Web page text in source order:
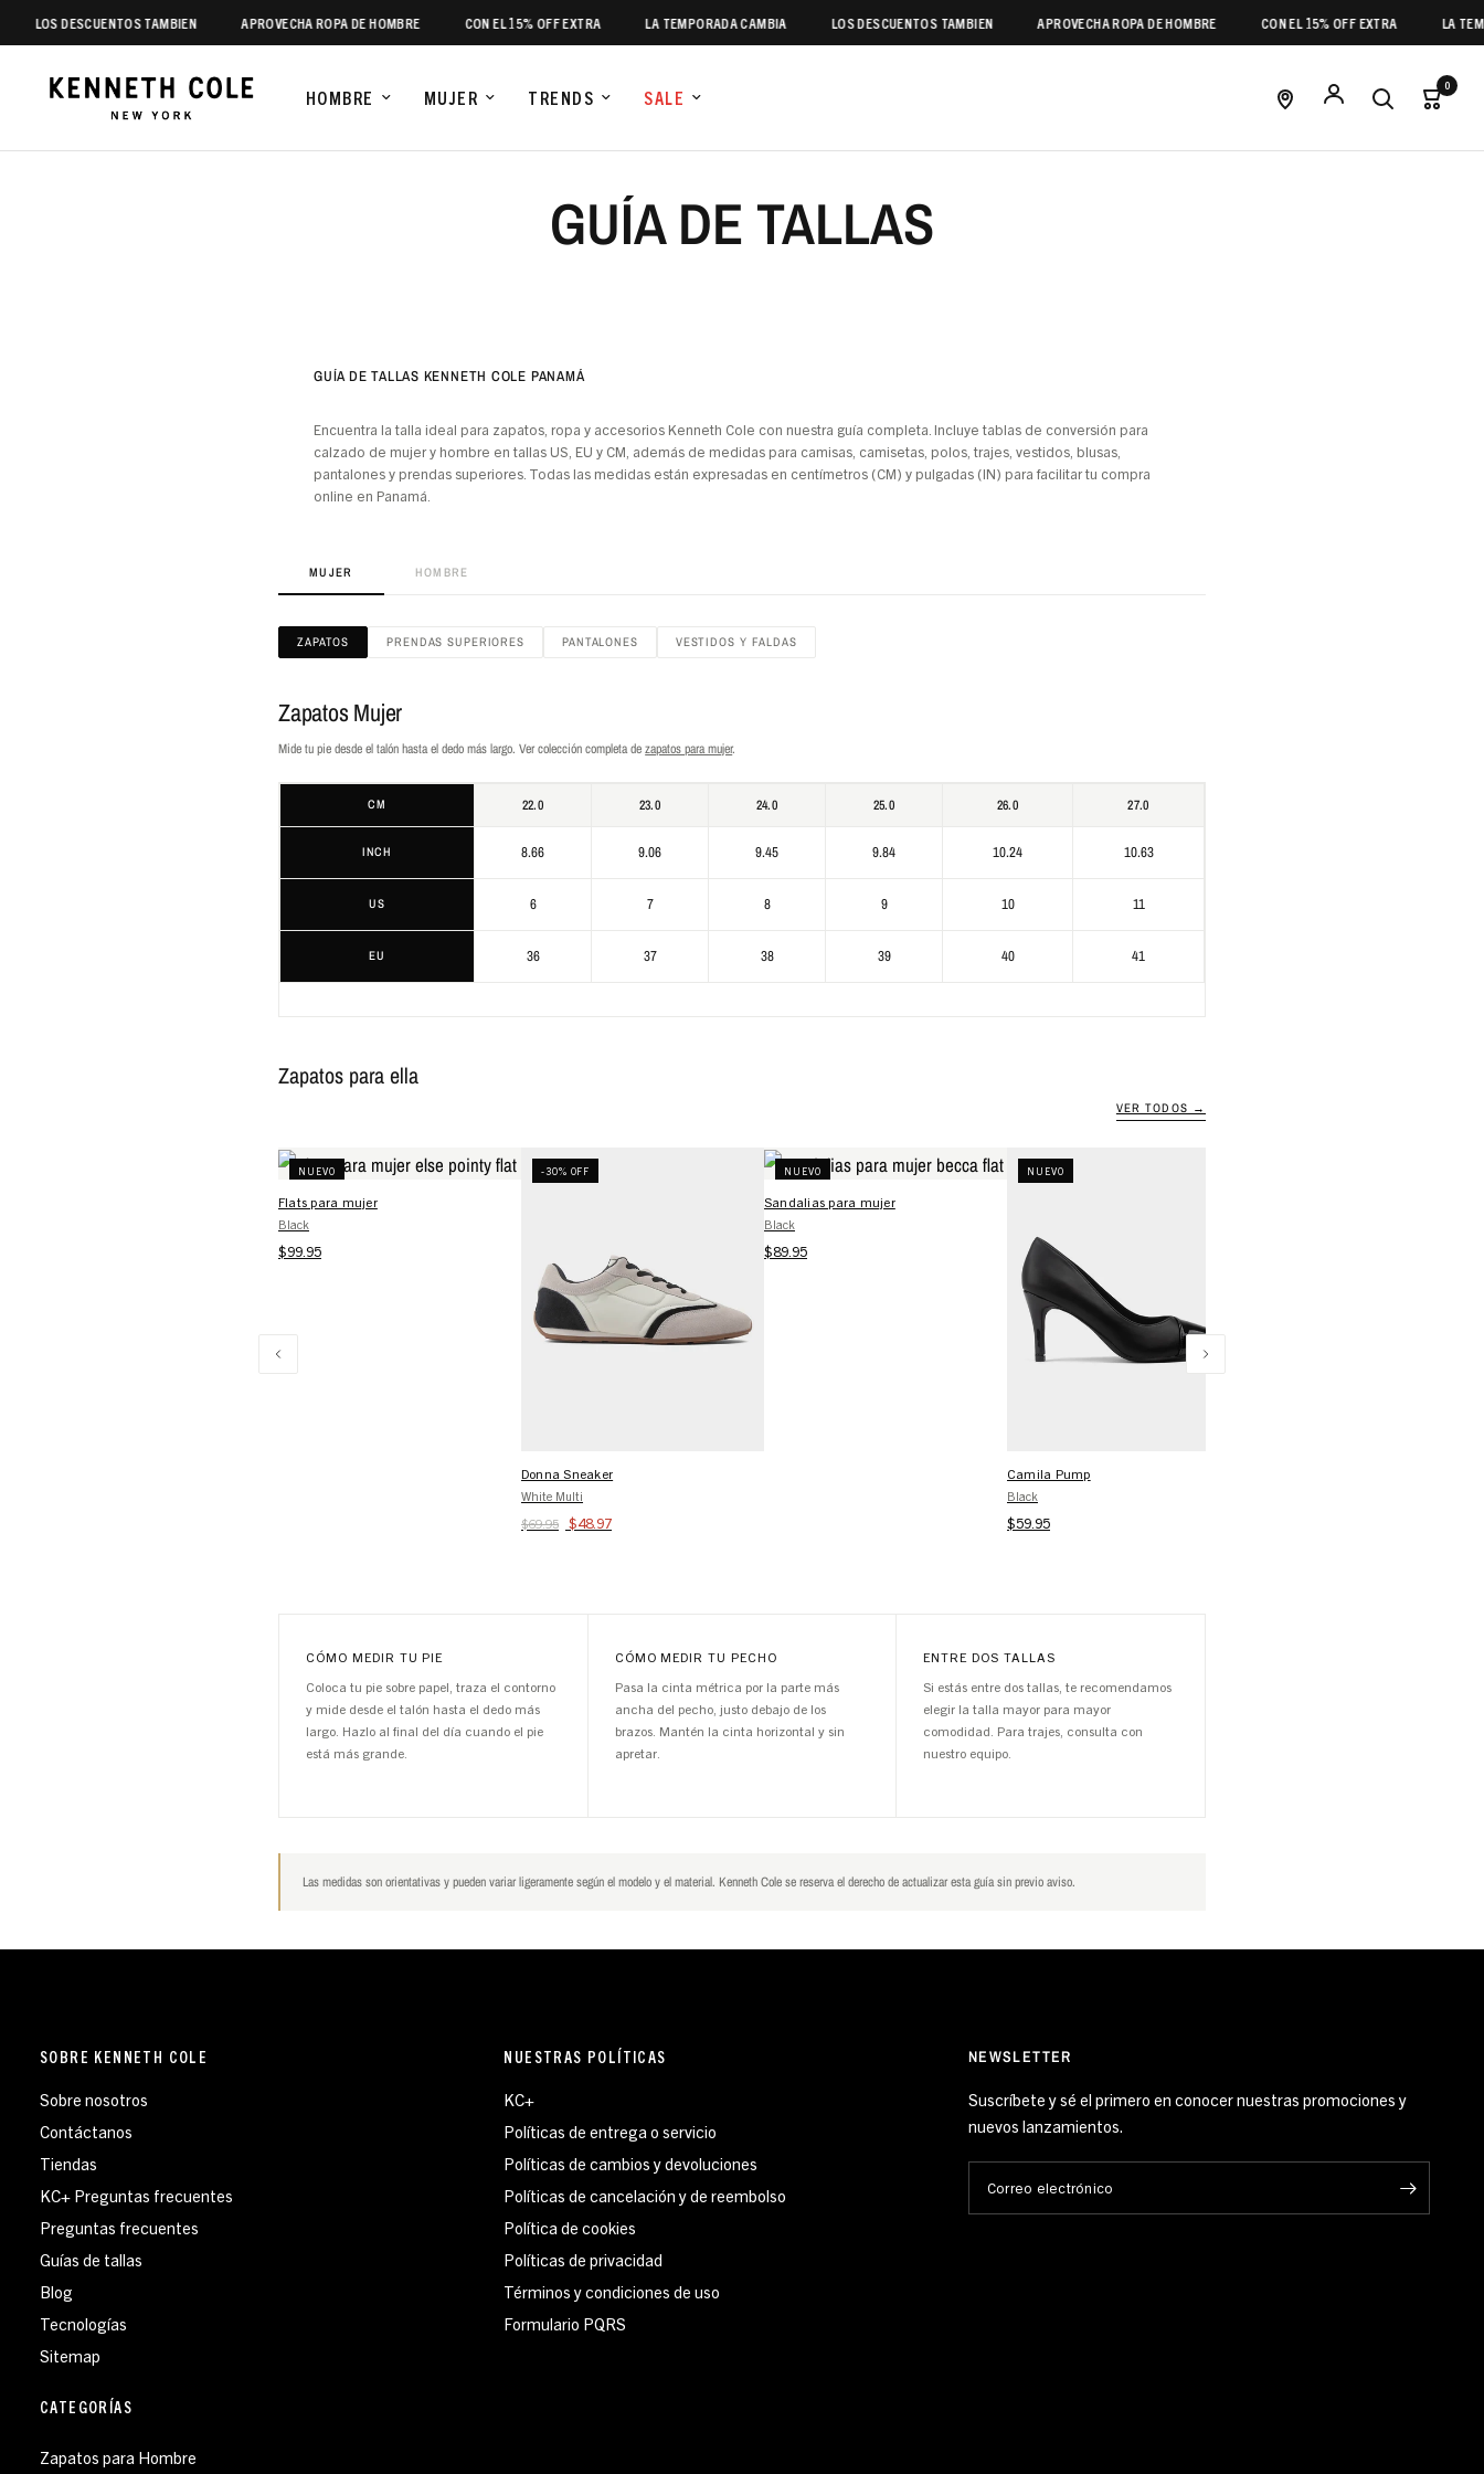
LOS DESCUENTOS TAMBIEN APROVECHA ROPA DE HOMBRE CON EL 15% OFF EXTRA LA TEMPORADA CAMBIA LOS DESCUENTOS TAMBIEN APROVECHA ROPA DE HOMBRE CON EL 15% OFF EXTRA LA
HOMBRE MUJER TRENDS SALE
0
GUÍA DE TALLAS
GUÍA DE TALLAS KENNETH COLE PANAMÁ
Encuentra la talla ideal para zapatos, ropa y accesorios Kenneth Cole con nuestra guía completa. Incluye tablas de conversión para
calzado de mujer y hombre en tallas US, EU y CM, además de medidas para camisas, camisetas, polos, trajes, vestidos, blusas,
pantalones y prendas superiores. Todas las medidas están expresadas en centímetros (CM) y pulgadas (IN) para facilitar tu compra
online en Panamá.
MUJER HOMBRE
ZAPATOS PRENDAS SUPERIORES PANTALONES VESTIDOS Y FALDAS
Zapatos Mujer
Mide tu pie desde el talón hasta el dedo más largo. Ver colección completa dezapatos para mujer.
CM 22.0 23.0 24.0 25.0 26.0 27.0
INCH 8.66 9.06 9.45 9.84 10.24 10.63
US 6 7 8 9 10 11
EU 36 37 38 39 40 41
Zapatos para ella
VER TODOS →
NUEVO
Flats para mujer
Black
$99.95
-30% OFF
Donna Sneaker
White Multi
$69.95
$48.97
NUEVO
Sandalias para mujer
Black
$89.95
NUEVO
Camila Pump
Black
$59.95
CÓMO MEDIR TU PIE
Coloca tu pie sobre papel, traza el contorno
y mide desde el talón hasta el dedo más
largo. Hazlo al final del día cuando el pie
está más grande.
CÓMO MEDIR TU PECHO
Pasa la cinta métrica por la parte más
ancha del pecho, justo debajo de los
brazos. Mantén la cinta horizontal y sin
apretar.
ENTRE DOS TALLAS
Si estás entre dos tallas, te recomendamos
elegir la talla mayor para mayor
comodidad. Para trajes, consulta con
nuestro equipo.
Las medidas son orientativas y pueden variar ligeramente según el modelo y el material. Kenneth Cole se reserva el derecho de actualizar esta guía sin previo aviso.
SOBRE KENNETH COLE
Sobre nosotros
Contáctanos
Tiendas
KC+ Preguntas frecuentes
Preguntas frecuentes
Guías de tallas
Blog
Tecnologías
Sitemap
CATEGORÍAS
Zapatos para Hombre
NUESTRAS POLÍTICAS
KC+
Políticas de entrega o servicio
Políticas de cambios y devoluciones
Políticas de cancelación y de reembolso
Política de cookies
Políticas de privacidad
Términos y condiciones de uso
Formulario PQRS
NEWSLETTER
Suscríbete y sé el primero en conocer nuestras promociones y
nuevos lanzamientos.
Correo electrónico